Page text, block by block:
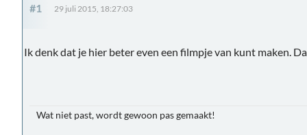
#1 29 juli 2015, 18:27:03
Ik denk dat je hier beter even een filmpje van kunt maken.
Wat niet past, wordt gewoon pas gemaakt!